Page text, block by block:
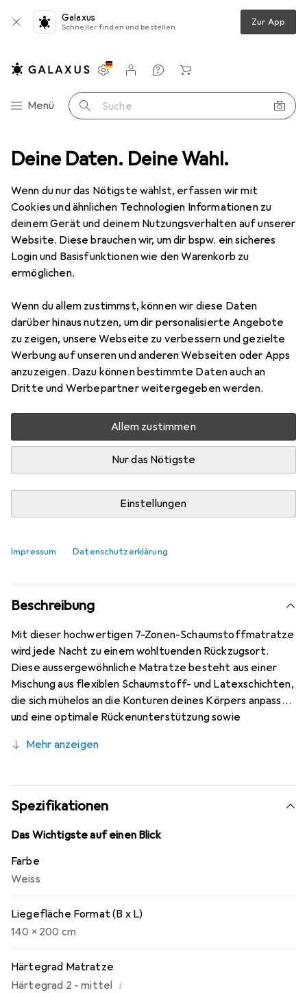
Deine Daten. Deine Wahl.
Wenn du nur das Nötigste wählst, erfassen wir mit
Cookies und ähnlichen Technologien Informationen zu
deinem Gerät und deinem Nutzungsverhalten auf unserer
Website. Diese brauchen wir, um dir bspw. ein sicheres
Login und Basisfunktionen wie den Warenkorb zu
ermöglichen.
Wenn du allem zustimmst, können wir diese Daten
darüber hinaus nutzen, um dir personalisierte Angebote
zu zeigen, unsere Webseite zu verbessern und gezielte
Werbung auf unseren und anderen Webseiten oder Apps
anzuzeigen. Dazu können bestimmte Daten auch an
Dritte und Werbepartner weitergegeben werden.
Allem zustimmen
Nur das Nötigste
Einstellungen
Impressum Datenschutzerklärung
Galaxus
Schneller finden und bestellen Zur App
Navigation nach Kategorien
Menü Suche
Einstellungen
Kundenkonto
Vergleichslisten
Merklisten
Warenkorb
Möbel Schlafzimmer Matratze
9 Bilder
Beliani Fantasy
Schaumstoffkern, 140 x 200 cm
2
Bewertungen Marke
Mehr von Beliani
Aktuell nicht lieferbar
Benachrichtigen, wenn lieferbar
Vergleichen Merken
Produktinformationen
Beschreibung
Mit dieser hochwertigen 7-Zonen-Schaumstoffmatratze
wird jede Nacht zu einem wohltuenden Rückzugsort.
Diese aussergewöhnliche Matratze besteht aus einer
Mischung aus flexiblen Schaumstoff- und Latexschichten,
die sich mühelos an die Konturen deines Körpers anpassen
und eine optimale Rückenunterstützung sowie
Materialien gefertigt und sorgt für eine hervorragende
Schlafklima sorgt.
Mehr anzeigen
Spezifikationen
Das Wichtigste auf einen Blick
Farbe
Weiss
Liegefläche Format (B x L)
140 x 200 cm
Härtegrad Matratze
Härtegrad 2 - mittel i